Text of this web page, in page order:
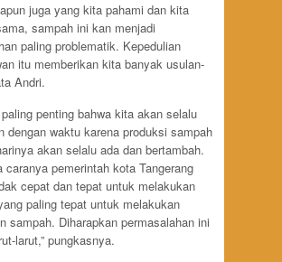
juga yang kita pahami dan kita
sampah ini kan menjadi
paling problematik. Kepedulian
itu memberikan kita banyak usulan-
Andri.
paling penting bahwa kita akan selalu
dengan waktu karena produksi sampah
akan selalu ada dan bertambah.
caranya pemerintah kota Tangerang
cepat dan tepat untuk melakukan
paling tepat untuk melakukan
sampah. Diharapkan permasalahan ini
larut,” pungkasnya.